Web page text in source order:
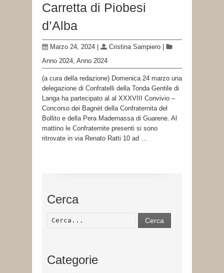
Carretta di Piobesi
d’Alba
Marzo 24, 2024 Cristina Sampiero
Anno 2024, Anno 2024
(a cura della redazione) Domenica 24 marzo una
delegazione di Confratelli della Tonda Gentile di
Langa ha partecipato al al XXXVIII Convivio –
Concorso dei Bagnèt della Confraternita del
Bollito e della Pera Madernassa di Guarene. Al
mattino le Confraternite presenti si sono
ritrovate in via Renato Ratti 10 ad …
Cerca
Cerca
Categorie